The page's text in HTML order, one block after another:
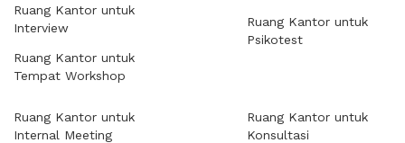
Ruang Kantor untuk
Interview
Ruang Kantor untuk
Tempat Workshop
Ruang Kantor untuk
Psikotest
Ruang Kantor untuk
Internal Meeting
Ruang Kantor untuk
Konsultasi